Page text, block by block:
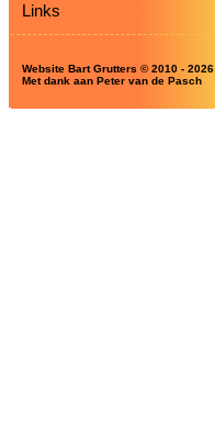
Links
Website Bart Grutters © 2010 - 2026
Met dank aan Peter van de Pasch